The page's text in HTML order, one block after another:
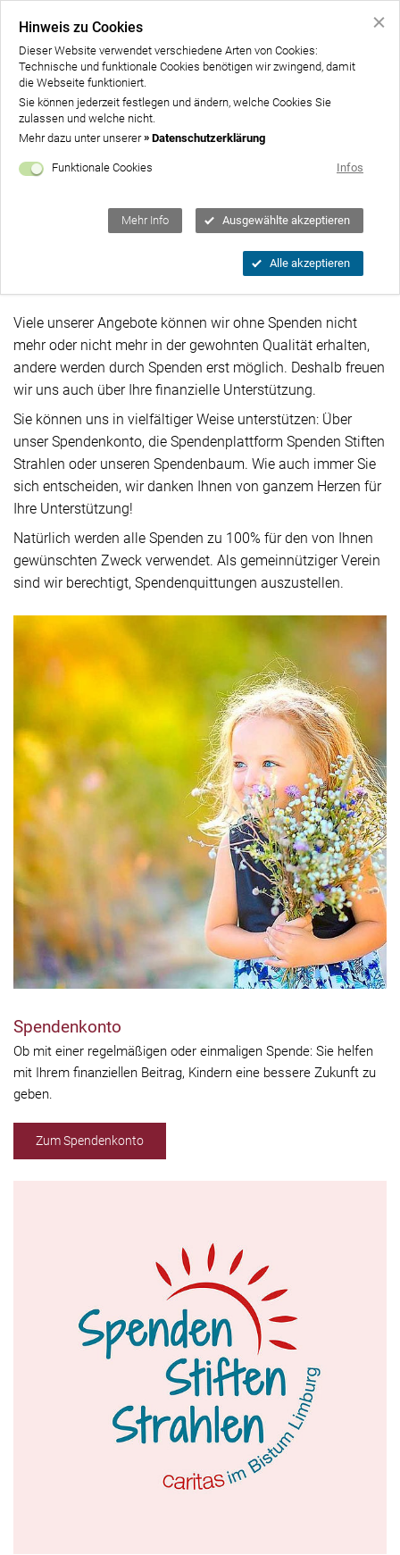
Home
Über uns
Angebote
Gut zu wissen
Spenden
Schon kleine Hilfen können große Wirkung
Viele unserer Angebote können wir ohne Spenden nicht
mehr oder nicht mehr in der gewohnten Qualität erhalten,
andere werden durch Spenden erst möglich. Deshalb freuen
wir uns auch über Ihre finanzielle Unterstützung.
Sie können uns in vielfältiger Weise unterstützen: Über
unser Spendenkonto, die Spendenplattform Spenden Stiften
Strahlen oder unseren Spendenbaum. Wie auch immer Sie
sich entscheiden, wir danken Ihnen von ganzem Herzen für
Ihre Unterstützung!
Natürlich werden alle Spenden zu 100% für den von Ihnen
gewünschten Zweck verwendet. Als gemeinnütziger Verein
sind wir berechtigt, Spendenquittungen auszustellen.
Spendenkonto
Ob mit einer regelmäßigen oder einmaligen Spende: Sie helfen
mit Ihrem finanziellen Beitrag, Kindern eine bessere Zukunft zu
geben.
Zum Spendenkonto
Hinweis zu Cookies
Dieser Website verwendet verschiedene Arten von Cookies:
Technische und funktionale Cookies benötigen wir zwingend, damit
die Webseite funktioniert.
Sie können jederzeit festlegen und ändern, welche Cookies Sie
zulassen und welche nicht.
Mehr dazu unter unserer
Datenschutzerklärung
Funktionale Cookies Infos
Mehr Info Ausgewählte akzeptieren
Alle akzeptieren